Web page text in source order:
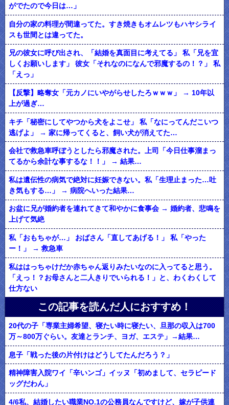
がでたので今日は…」
自分の家の料理が間違ってた。すき焼きもオムレツもハヤシライ
スも世間とは違ってた。
兄の彼女に呼び出され、「結婚を真面目に考えてる」 私「兄を宜
しくお願いします」 彼女「それなのになんで邪魔するの！？」 私
「えっ」
【反撃】略奪女「元カノにいやがらせしたろｗｗｗ」 → 10年以
上が過ぎ…
キチ「秘密にしてやつから犬をよこせ」 私「なにってんだこいつ
逃げよ」 → 家に帰ってくると、飼い犬が消えてた…
会社で救急車呼ぼうとしたら邪魔された。上司「今日仕事溜まっ
てるから余計な事するな！！」 → 結果…
私は遺伝性の病気で絶対に妊娠できない。私「生理止まった…吐
き気もする…」 → 病院へいった結果…
お盆に兄が婚約者を連れてきて和やかに食事会 → 婚約者、悲鳴を
上げて気絶
私「おもちゃが…」 おばさん「直してあげる！」 私「やった
ー！」 → 救急車
私ははっちゃけだか赤ちゃん返りみたいなのに入ってると思う。
「えっ！？お母さんと二人きりでいられる！」と、わくわくして
仕方ない
この記事を読んだ人におすすめ！
20代の子「専業主婦希望、寝たい時に寝たい、旦那の収入は700
万～800万ぐらい。友達とランチ、ヨガ、エステ」→結果…
息子「戦った後の片付けはどうしてたんだろう？」
精神障害入院ワイ「辛いンゴ」イッヌ「初めまして、セラピード
ッグだわん」
4/6私、結婚したい職業NO.1の公務員なんですけど、嫁が子供連